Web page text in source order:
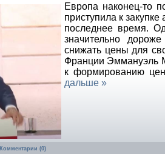
Европа наконец-то
приступила к
последнее время.
значительно
снижать цены для
Франции Эммануэль
к формированию
дальше »
Комментарии (0)